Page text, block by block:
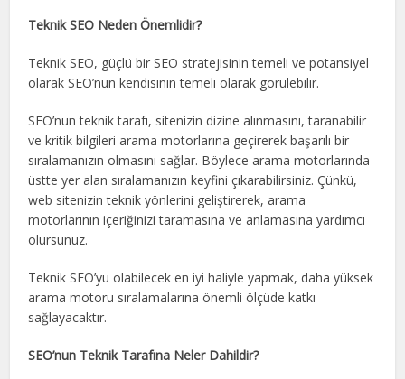
Teknik SEO Neden Önemlidir?
Teknik SEO, güçlü bir SEO stratejisinin temeli ve potansiyel
olarak SEO’nun kendisinin temeli olarak görülebilir.
SEO’nun teknik tarafı, sitenizin dizine alınmasını, taranabilir
ve kritik bilgileri arama motorlarına geçirerek başarılı bir
sıralamanızın olmasını sağlar. Böylece arama motorlarında
üstte yer alan sıralamanızın keyfini çıkarabilirsiniz. Çünkü,
web sitenizin teknik yönlerini geliştirerek, arama
motorlarının içeriğinizi taramasına ve anlamasına yardımcı
olursunuz.
Teknik SEO’yu olabilecek en iyi haliyle yapmak, daha yüksek
arama motoru sıralamalarına önemli ölçüde katkı
sağlayacaktır.
SEO’nun Teknik Tarafına Neler Dahildir?